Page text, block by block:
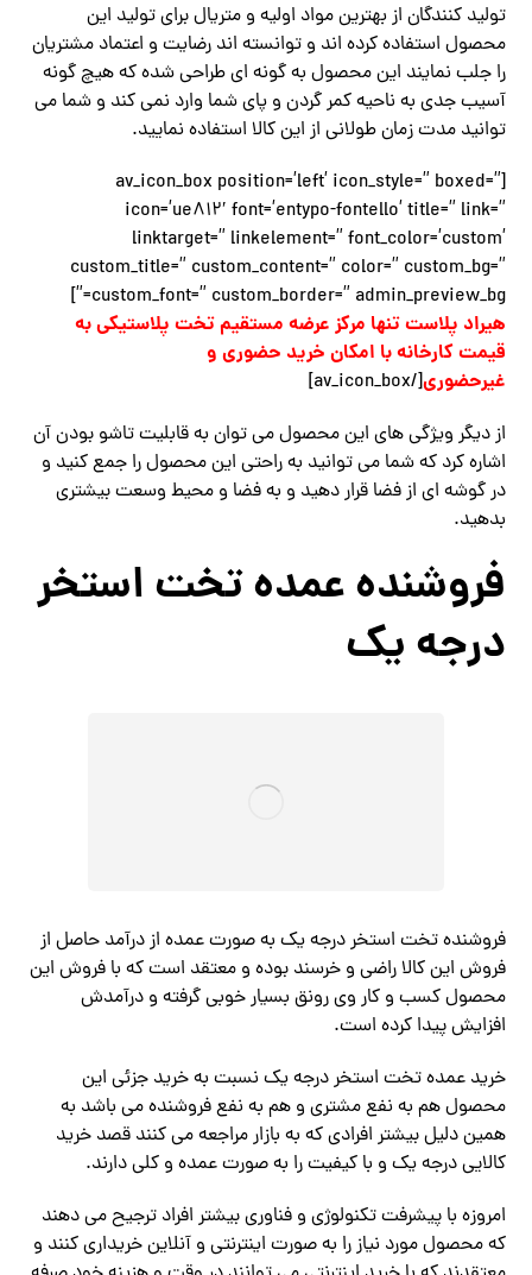
تولید کنندگان از بهترین مواد اولیه و متریال برای تولید این
محصول استفاده کرده اند و توانسته اند رضایت و اعتماد مشتریان
را جلب نمایند این محصول به گونه ای طراحی شده که هیچ گونه
آسیب جدی به ناحیه کمر گردن و پای شما وارد نمی کند و شما می
توانید مدت زمان طولانی از این کالا استفاده نمایید.
[av_icon_box position=’left’ icon_style=” boxed=”
icon=’ue812′ font=’entypo-fontello’ title=” link=”
linktarget=” linkelement=” font_color=’custom’
custom_title=” custom_content=” color=” custom_bg=”
custom_font=” custom_border=” admin_preview_bg=”]
هیراد پلاست تنها مرکز عرضه مستقیم تخت پلاستیکی به
قیمت کارخانه با امکان خرید حضوری و
غیرحضوری[/av_icon_box]
از دیگر ویژگی های این محصول می توان به قابلیت تاشو بودن آن
اشاره کرد که شما می توانید به راحتی این محصول را جمع کنید و
در گوشه ‌ای از فضا قرار دهید و به فضا و محیط وسعت بیشتری
بدهید.
فروشنده عمده تخت استخر
درجه یک
فروشنده تخت استخر درجه یک به صورت عمده از درآمد حاصل از
فروش این کالا راضی و خرسند بوده و معتقد است که با فروش این
محصول کسب و کار وی رونق بسیار خوبی گرفته و درآمدش
افزایش پیدا کرده است.
خرید عمده تخت استخر درجه یک نسبت به خرید جزئی این
محصول هم به نفع مشتری و هم به نفع فروشنده می باشد به
همین دلیل بیشتر افرادی که به بازار مراجعه می ‌کنند قصد خرید
کالایی درجه یک و با کیفیت را به صورت عمده و کلی دارند.
امروزه با پیشرفت تکنولوژی و فناوری بیشتر افراد ترجیح می‌ دهند
که محصول مورد نیاز را به صورت اینترنتی و آنلاین خریداری کنند و